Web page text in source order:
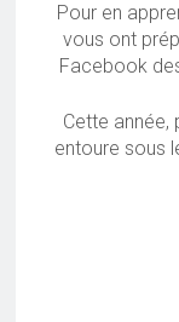
Pour en
vous ont
Facebook
Cette année,
entoure sous